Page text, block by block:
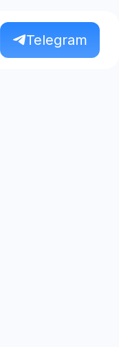
Telegram